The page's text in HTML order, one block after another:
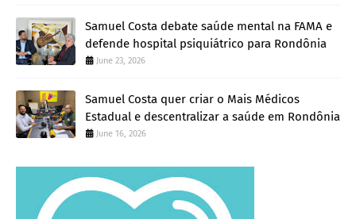
Samuel Costa debate saúde mental na FAMA e
defende hospital psiquiátrico para Rondônia
June 23, 2026
Samuel Costa quer criar o Mais Médicos
Estadual e descentralizar a saúde em Rondônia
June 16, 2026